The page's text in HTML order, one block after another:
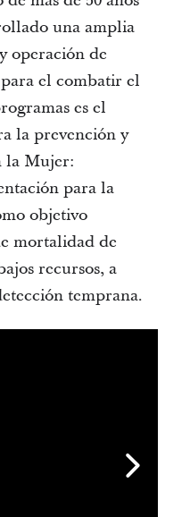
una amplia
operación de
el combatir el
es el
la prevención y
la Mujer:
para la
objetivo
mortalidad de
recursos, a
temprana.